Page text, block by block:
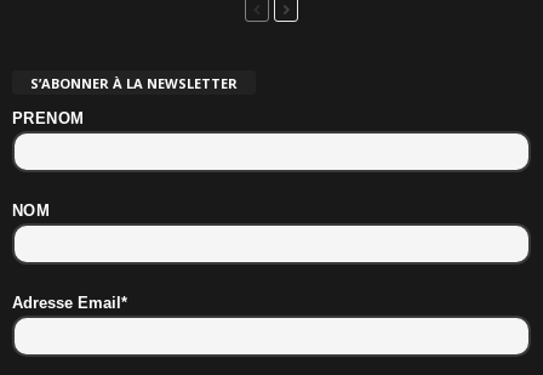
S’ABONNER À LA NEWSLETTER
PRENOM
NOM
Adresse Email*